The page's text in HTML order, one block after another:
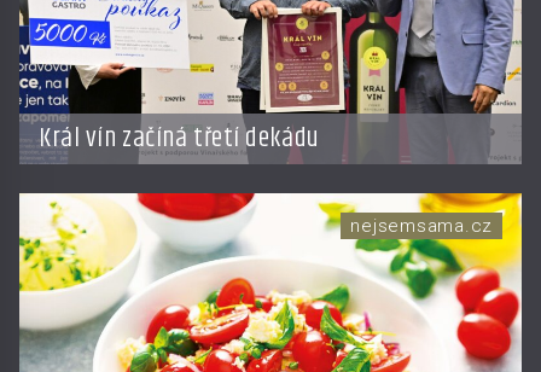
Král vín začíná třetí dekádu
nejsemsama.cz